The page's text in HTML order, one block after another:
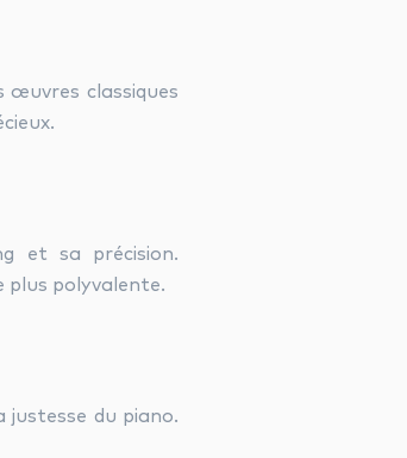
œuvres classiques
et sa précision.
plus polyvalente.
du piano.